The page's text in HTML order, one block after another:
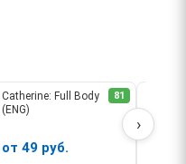
›
81
Catherine: Full Body
(ENG)
от 49 руб.